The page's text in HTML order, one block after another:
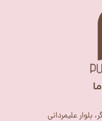
بلوار علیمردانی